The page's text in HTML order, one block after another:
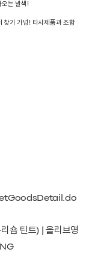
오는 발색!
찾기 가넝! 타사제품과 조합
숍 틴트) | 올리브영